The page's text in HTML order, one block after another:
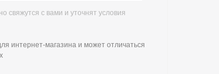
свяжутся с вами и уточнят условия
интернет-магазина и может отличаться